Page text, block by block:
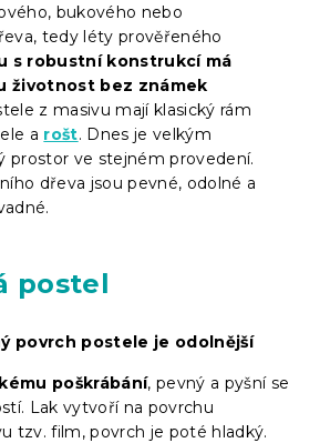
bukového nebo
tedy léty prověřeného
s robustní konstrukcí má
životnost bez známek
z masivu mají klasický rám
a rošt. Dnes je velkým
prostor ve stejném provedení.
dřeva jsou pevné, odolné a
postel
povrch postele je odolnější
poškrábání, pevný a pyšní se
Lak vytvoří na povrchu
tzv. film, povrch je poté hladký.